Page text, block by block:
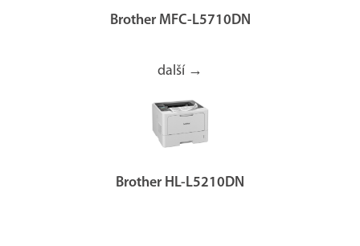
Brother MFC-L5710DN
další →
Brother HL-L5210DN